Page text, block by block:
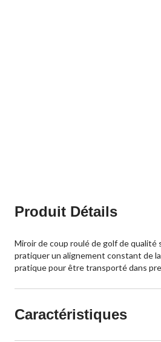
Produit Détails
Miroir de coup roulé de golf de qualité
pratiquer un alignement constant de
pratique pour être transporté dans
Caractéristiques